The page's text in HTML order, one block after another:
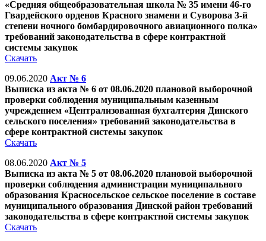
«Средняя общеобразовательная школа № 35 имени 46-го
Гвардейского орденов Красного знамени и Суворова 3-й
степени ночного бомбардировочного авиационного полка»
требований законодательства в сфере контрактной
системы закупок
Скачать
09.06.2020 Акт № 6
Выписка из акта № 6 от 08.06.2020 плановой выборочной
проверки соблюдения муниципальным казенным
учреждением «Централизованная бухгалтерия Динского
сельского поселения» требований законодательства в
сфере контрактной системы закупок
Скачать
08.06.2020 Акт № 5
Выписка из акта № 5 от 08.06.2020 плановой выборочной
проверки соблюдения администрации муниципального
образования Красносельское сельское поселение в составе
муниципального образования Динской район требований
законодательства в сфере контрактной системы закупок
Скачать